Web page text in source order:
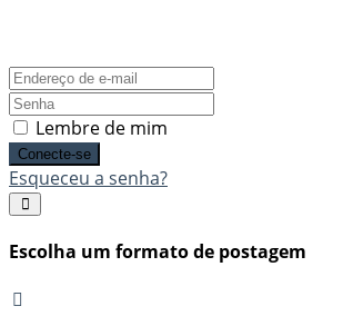
Lembre de mim
Conecte-se
Esqueceu a senha?
Escolha um formato de postagem